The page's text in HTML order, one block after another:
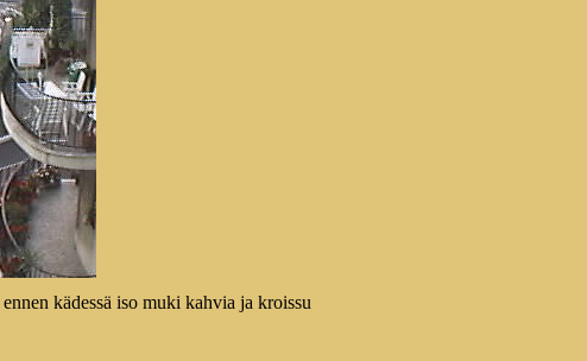
kädessä iso muki kahvia ja kroissu